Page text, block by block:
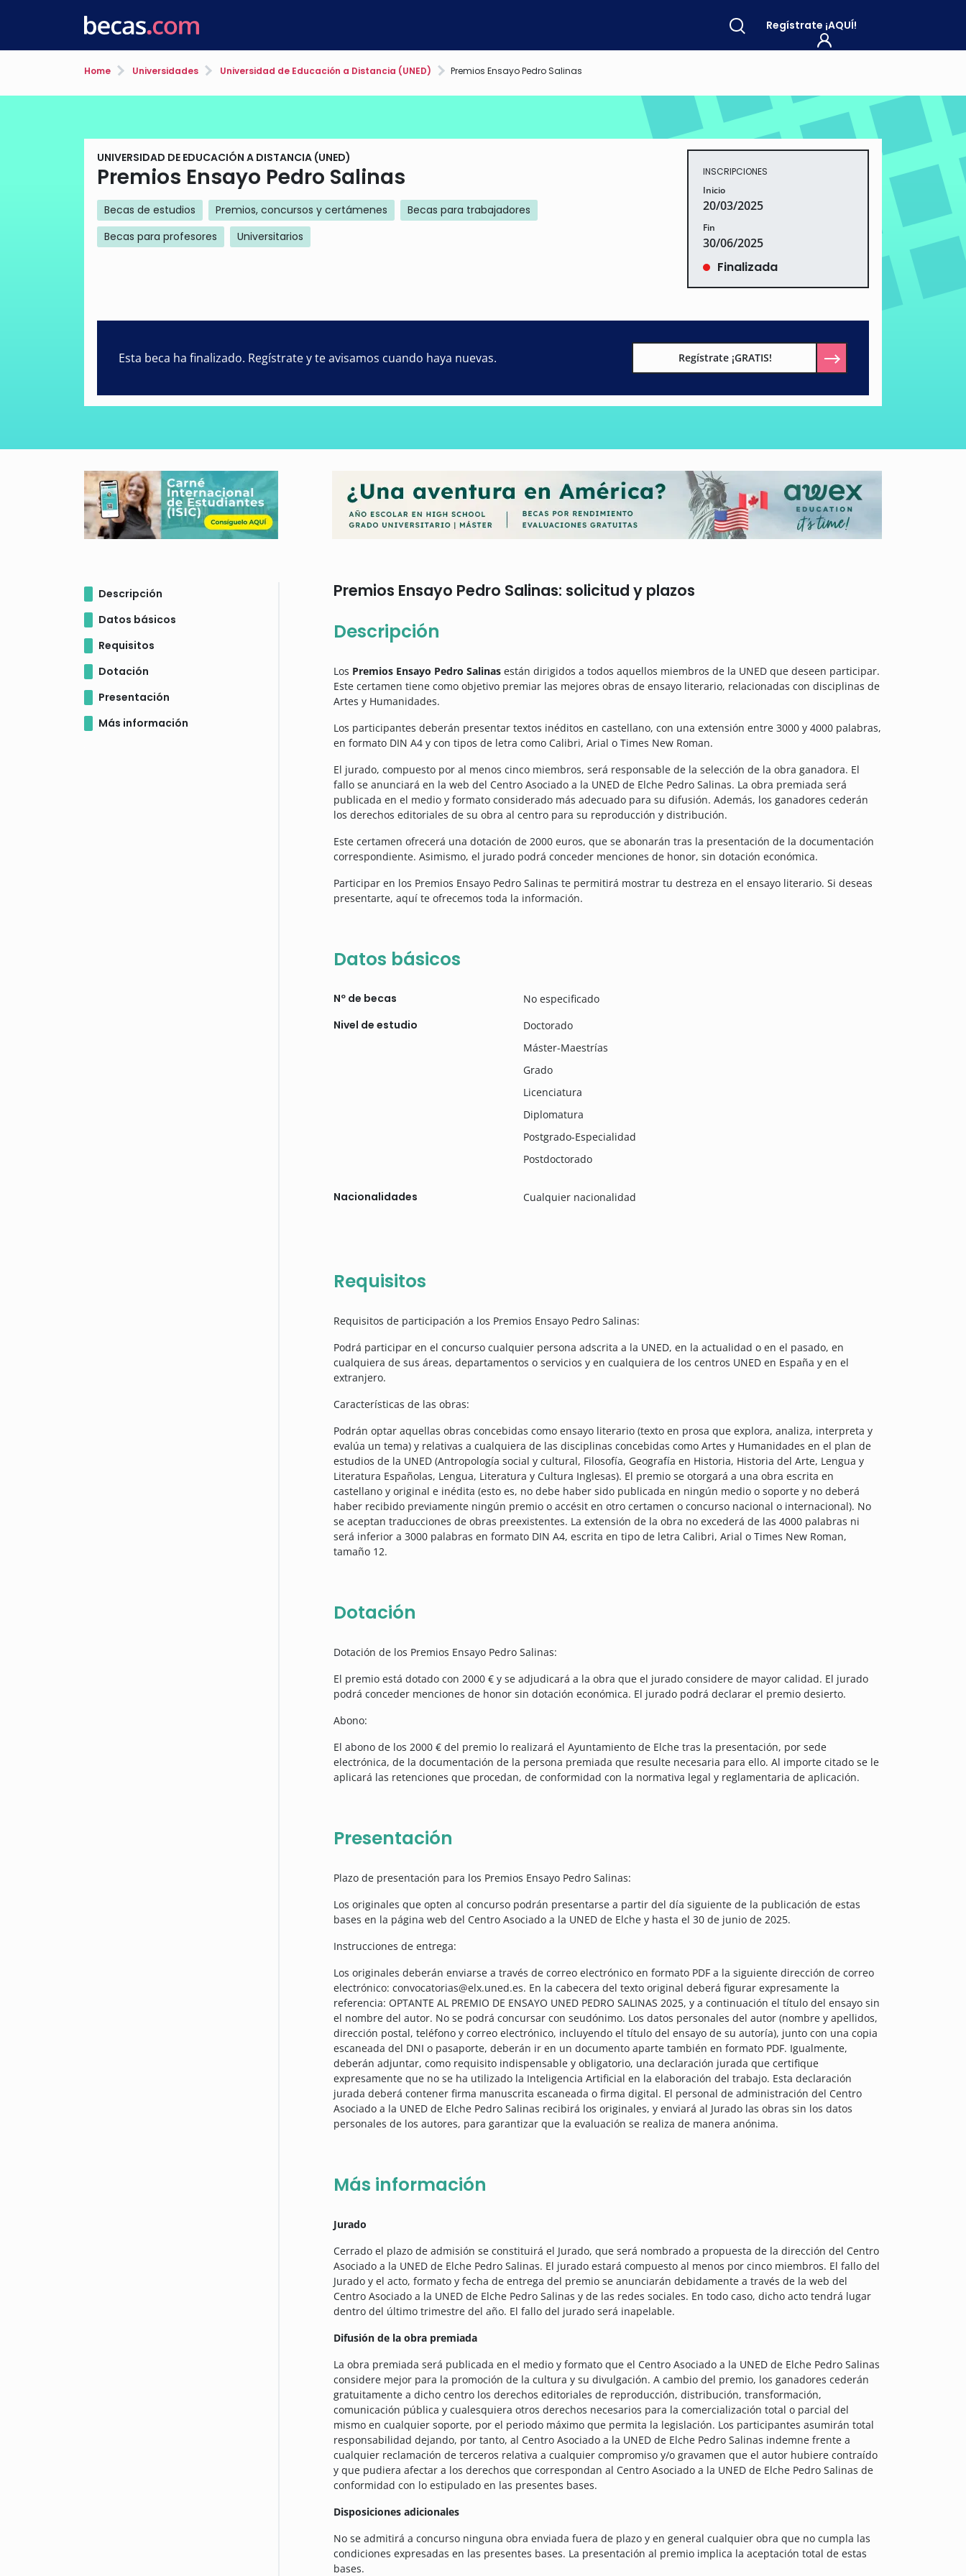
Regístrate ¡AQUÍ!
Home Universidades Universidad de Educación a Distancia (UNED) Premios Ensayo Pedro Salinas
UNIVERSIDAD DE EDUCACIÓN A DISTANCIA (UNED)
Premios Ensayo Pedro Salinas
Becas de estudios Premios, concursos y certámenes
Becas para trabajadores
Becas para profesores
Universitarios
INSCRIPCIONES
Inicio
20/03/2025
Fin
30/06/2025
Finalizada
Esta beca ha finalizado. Regístrate y te avisamos cuando haya nuevas. Regístrate ¡GRATIS!
Descripción
Datos básicos
Requisitos
Dotación
Presentación
Más información
Premios Ensayo Pedro Salinas: solicitud y plazos
Descripción
Los Premios Ensayo Pedro Salinas están dirigidos a todos aquellos miembros de la UNED que deseen participar.
Este certamen tiene como objetivo premiar las mejores obras de ensayo literario, relacionadas con disciplinas de
Artes y Humanidades.
Los participantes deberán presentar textos inéditos en castellano, con una extensión entre 3000 y 4000 palabras,
en formato DIN A4 y con tipos de letra como Calibri, Arial o Times New Roman.
El jurado, compuesto por al menos cinco miembros, será responsable de la selección de la obra ganadora. El
fallo se anunciará en la web del Centro Asociado a la UNED de Elche Pedro Salinas. La obra premiada será
publicada en el medio y formato considerado más adecuado para su difusión. Además, los ganadores cederán
los derechos editoriales de su obra al centro para su reproducción y distribución.
Este certamen ofrecerá una dotación de 2000 euros, que se abonarán tras la presentación de la documentación
correspondiente. Asimismo, el jurado podrá conceder menciones de honor, sin dotación económica.
Participar en los Premios Ensayo Pedro Salinas te permitirá mostrar tu destreza en el ensayo literario. Si deseas
presentarte, aquí te ofrecemos toda la información.
Datos básicos
Nº de becas No especificado
Nivel de estudio
Doctorado
Máster-Maestrías
Grado
Licenciatura
Diplomatura
Postgrado-Especialidad
Postdoctorado
Nacionalidades Cualquier nacionalidad
Requisitos
Requisitos de participación a los Premios Ensayo Pedro Salinas:
Podrá participar en el concurso cualquier persona adscrita a la UNED, en la actualidad o en el pasado, en
cualquiera de sus áreas, departamentos o servicios y en cualquiera de los centros UNED en España y en el
extranjero.
Características de las obras:
Podrán optar aquellas obras concebidas como ensayo literario (texto en prosa que explora, analiza, interpreta y
evalúa un tema) y relativas a cualquiera de las disciplinas concebidas como Artes y Humanidades en el plan de
estudios de la UNED (Antropología social y cultural, Filosofía, Geografía en Historia, Historia del Arte, Lengua y
Literatura Españolas, Lengua, Literatura y Cultura Inglesas). El premio se otorgará a una obra escrita en
castellano y original e inédita (esto es, no debe haber sido publicada en ningún medio o soporte y no deberá
haber recibido previamente ningún premio o accésit en otro certamen o concurso nacional o internacional). No
se aceptan traducciones de obras preexistentes. La extensión de la obra no excederá de las 4000 palabras ni
será inferior a 3000 palabras en formato DIN A4, escrita en tipo de letra Calibri, Arial o Times New Roman,
tamaño 12.
Dotación
Dotación de los Premios Ensayo Pedro Salinas:
El premio está dotado con 2000 € y se adjudicará a la obra que el jurado considere de mayor calidad. El jurado
podrá conceder menciones de honor sin dotación económica. El jurado podrá declarar el premio desierto.
Abono:
El abono de los 2000 € del premio lo realizará el Ayuntamiento de Elche tras la presentación, por sede
electrónica, de la documentación de la persona premiada que resulte necesaria para ello. Al importe citado se le
aplicará las retenciones que procedan, de conformidad con la normativa legal y reglamentaria de aplicación.
Presentación
Plazo de presentación para los Premios Ensayo Pedro Salinas:
Los originales que opten al concurso podrán presentarse a partir del día siguiente de la publicación de estas
bases en la página web del Centro Asociado a la UNED de Elche y hasta el 30 de junio de 2025.
Instrucciones de entrega:
Los originales deberán enviarse a través de correo electrónico en formato PDF a la siguiente dirección de correo
electrónico: convocatorias@elx.uned.es. En la cabecera del texto original deberá figurar expresamente la
referencia: OPTANTE AL PREMIO DE ENSAYO UNED PEDRO SALINAS 2025, y a continuación el título del ensayo sin
el nombre del autor. No se podrá concursar con seudónimo. Los datos personales del autor (nombre y apellidos,
dirección postal, teléfono y correo electrónico, incluyendo el título del ensayo de su autoría), junto con una copia
escaneada del DNI o pasaporte, deberán ir en un documento aparte también en formato PDF. Igualmente,
deberán adjuntar, como requisito indispensable y obligatorio, una declaración jurada que certifique
expresamente que no se ha utilizado la Inteligencia Artificial en la elaboración del trabajo. Esta declaración
jurada deberá contener firma manuscrita escaneada o firma digital. El personal de administración del Centro
Asociado a la UNED de Elche Pedro Salinas recibirá los originales, y enviará al Jurado las obras sin los datos
personales de los autores, para garantizar que la evaluación se realiza de manera anónima.
Más información
Jurado
Cerrado el plazo de admisión se constituirá el Jurado, que será nombrado a propuesta de la dirección del Centro
Asociado a la UNED de Elche Pedro Salinas. El jurado estará compuesto al menos por cinco miembros. El fallo del
Jurado y el acto, formato y fecha de entrega del premio se anunciarán debidamente a través de la web del
Centro Asociado a la UNED de Elche Pedro Salinas y de las redes sociales. En todo caso, dicho acto tendrá lugar
dentro del último trimestre del año. El fallo del jurado será inapelable.
Difusión de la obra premiada
La obra premiada será publicada en el medio y formato que el Centro Asociado a la UNED de Elche Pedro Salinas
considere mejor para la promoción de la cultura y su divulgación. A cambio del premio, los ganadores cederán
gratuitamente a dicho centro los derechos editoriales de reproducción, distribución, transformación,
comunicación pública y cualesquiera otros derechos necesarios para la comercialización total o parcial del
mismo en cualquier soporte, por el periodo máximo que permita la legislación. Los participantes asumirán total
responsabilidad dejando, por tanto, al Centro Asociado a la UNED de Elche Pedro Salinas indemne frente a
cualquier reclamación de terceros relativa a cualquier compromiso y/o gravamen que el autor hubiere contraído
y que pudiera afectar a los derechos que correspondan al Centro Asociado a la UNED de Elche Pedro Salinas de
conformidad con lo estipulado en las presentes bases.
Disposiciones adicionales
No se admitirá a concurso ninguna obra enviada fuera de plazo y en general cualquier obra que no cumpla las
condiciones expresadas en las presentes bases. La presentación al premio implica la aceptación total de estas
bases.